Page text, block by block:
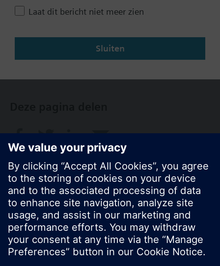
Laat dit bericht niet meer zien
Sluiten
Verander regio
© Siemens Nederland N.V. 2017
Productportfolio en prijzen kunnen variëren per